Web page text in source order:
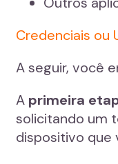
Credenciais ou
A seguir, você
A primeira
solicitando um
dispositivo que